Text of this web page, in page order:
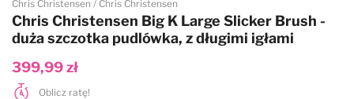
Chris Christensen Chris Christensen
Chris Christensen Big K Large Slicker Brush -
duża szczotka pudlówka, z długimi igłami
399,99 zł
Oblicz ratę!